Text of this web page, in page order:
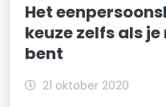
Het
keuze zelfs als
bent
21 oktober 2020